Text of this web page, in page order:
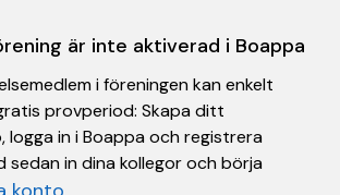
är inte aktiverad i Boappa
i föreningen kan enkelt
provperiod: Skapa ditt
logga in i Boappa och registrera
sedan in dina kollegor och börja